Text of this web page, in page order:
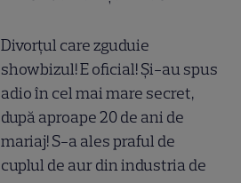
Divorțul care zguduie
showbizul! E oficial! Și-au spus
adio în cel mai mare secret,
după aproape 20 de ani de
mariaj! S-a ales praful de
cuplul de aur din industria de